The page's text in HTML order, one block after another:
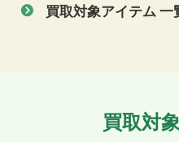
買取対象アイテム 一
買取対